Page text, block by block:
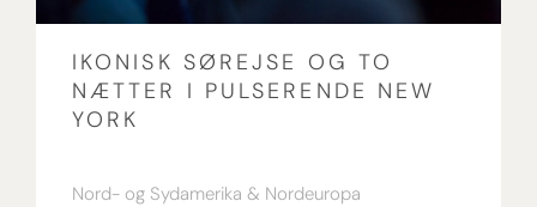
IKONISK SØREJSE OG TO
NÆTTER I PULSERENDE NEW
YORK
Nord- og Sydamerika Nordeuropa